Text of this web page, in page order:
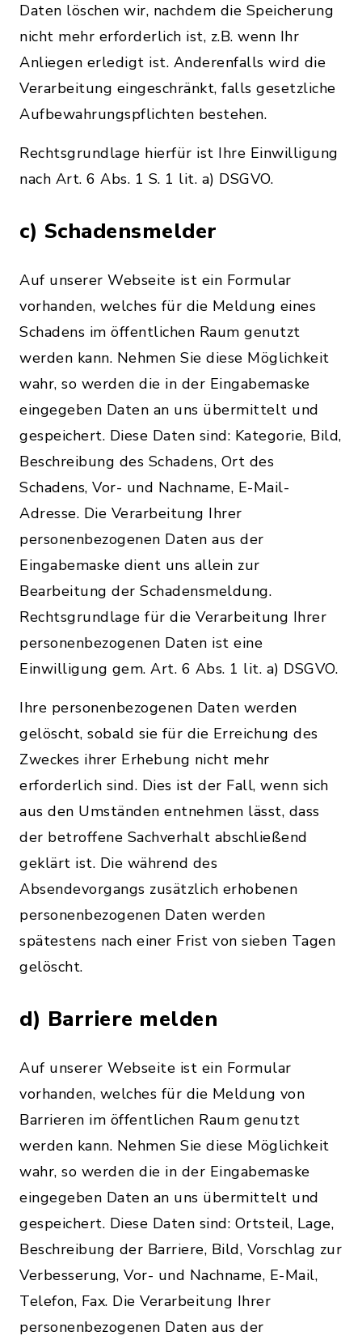
Daten löschen wir, nachdem die Speicherung
nicht mehr erforderlich ist, z.B. wenn Ihr
Anliegen erledigt ist. Anderenfalls wird die
Verarbeitung eingeschränkt, falls gesetzliche
Aufbewahrungspflichten bestehen.
Rechtsgrundlage hierfür ist Ihre Einwilligung
nach Art. 6 Abs. 1 S. 1 lit. a) DSGVO.
c) Schadensmelder
Auf unserer Webseite ist ein Formular
vorhanden, welches für die Meldung eines
Schadens im öffentlichen Raum genutzt
werden kann. Nehmen Sie diese Möglichkeit
wahr, so werden die in der Eingabemaske
eingegeben Daten an uns übermittelt und
gespeichert. Diese Daten sind: Kategorie, Bild,
Beschreibung des Schadens, Ort des
Schadens, Vor- und Nachname, E-Mail-
Adresse. Die Verarbeitung Ihrer
personenbezogenen Daten aus der
Eingabemaske dient uns allein zur
Bearbeitung der Schadensmeldung.
Rechtsgrundlage für die Verarbeitung Ihrer
personenbezogenen Daten ist eine
Einwilligung gem. Art. 6 Abs. 1 lit. a) DSGVO.
Ihre personenbezogenen Daten werden
gelöscht, sobald sie für die Erreichung des
Zweckes ihrer Erhebung nicht mehr
erforderlich sind. Dies ist der Fall, wenn sich
aus den Umständen entnehmen lässt, dass
der betroffene Sachverhalt abschließend
geklärt ist. Die während des
Absendevorgangs zusätzlich erhobenen
personenbezogenen Daten werden
spätestens nach einer Frist von sieben Tagen
gelöscht.
d) Barriere melden
Auf unserer Webseite ist ein Formular
vorhanden, welches für die Meldung von
Barrieren im öffentlichen Raum genutzt
werden kann. Nehmen Sie diese Möglichkeit
wahr, so werden die in der Eingabemaske
eingegeben Daten an uns übermittelt und
gespeichert. Diese Daten sind: Ortsteil, Lage,
Beschreibung der Barriere, Bild, Vorschlag zur
Verbesserung, Vor- und Nachname, E-Mail,
Telefon, Fax. Die Verarbeitung Ihrer
personenbezogenen Daten aus der